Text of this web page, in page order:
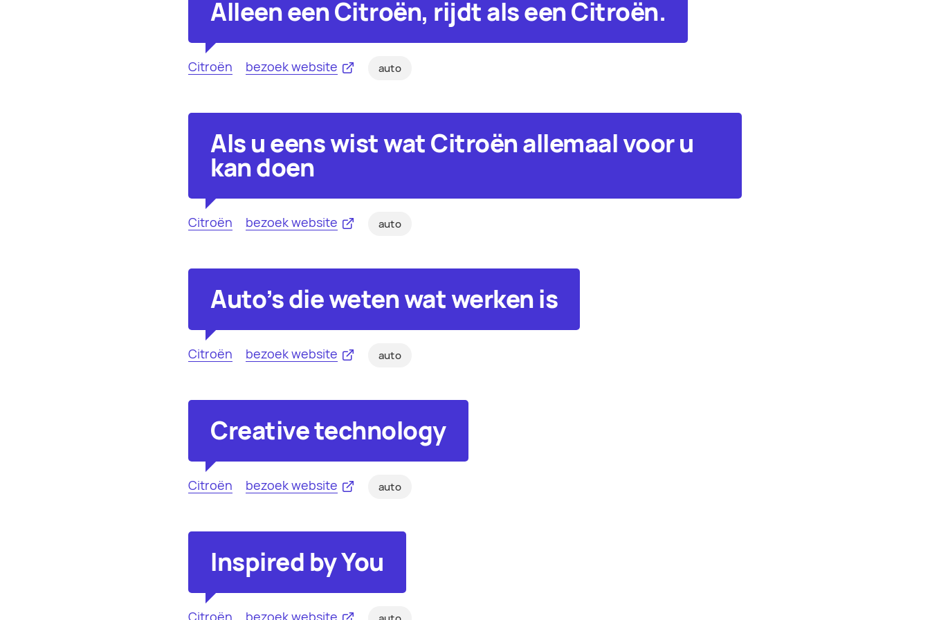
Alleen een Citroën, rijdt als een Citroën.
Citroën bezoek website auto
Als u eens wist wat Citroën allemaal voor u
kan doen
Citroën bezoek website auto
Auto's die weten wat werken is
Citroën bezoek website auto
Creative technology
Citroën bezoek website auto
Inspired by You